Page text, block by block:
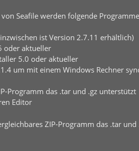
Seafile werden folgende
ist Version 2.7.11 erhältlich)
oder aktueller
5.0 oder aktueller
um mit einem Windows Rechner
Programm das .tar und .gz unterstützt
Editor
ZIP-Programm das .tar